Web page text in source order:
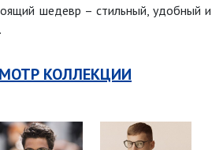
шедевр – стильный, удобный и
КОЛЛЕКЦИИ